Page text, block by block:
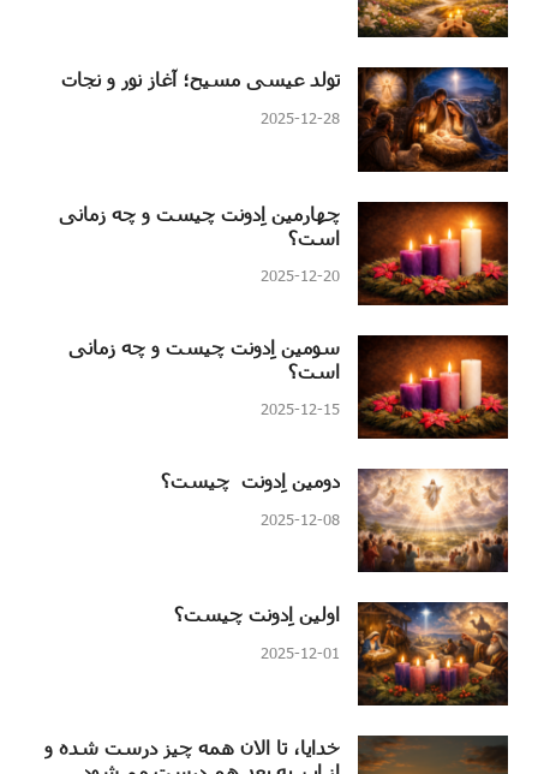
تولد عیسی مسیح؛ آغاز نور و نجات
2025-12-28
چهارمین اِدونت چیست و چه زمانی
است؟
2025-12-20
سومین اِدونت چیست و چه زمانی
است؟
2025-12-15
دومین اِدونت چیست؟
2025-12-08
اولین اِدونت چیست؟
2025-12-01
خدایا، تا الان همه چیز درست شده و